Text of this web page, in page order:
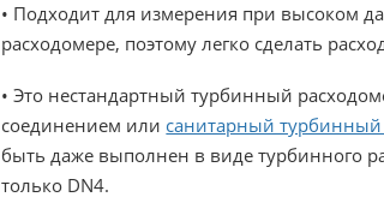
• Подходит для измерения при высоком
расходомере, поэтому легко сделать
• Это нестандартный турбинный
соединением или санитарный турбинный
быть даже выполнен в виде турбинного
только DN4.